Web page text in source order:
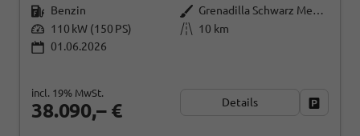
Benzin
Grenadilla Schwarz Metallic
110 kW (150 PS)
10 km
01.06.2026
38.090,– €
incl. 19% MwSt.
Details